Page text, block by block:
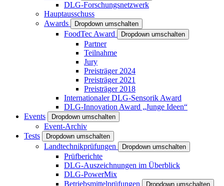
DLG-Forschungsnetzwerk
Hauptausschuss
Awards
Dropdown umschalten
FoodTec Award Dropdown umschalten
Partner
Teilnahme
Jury
Preisträger 2024
Preisträger 2021
Preisträger 2018
Internationaler DLG-Sensorik Award
DLG-Innovation Award „Junge Ideen“
Events
Dropdown umschalten
Event-Archiv
Tests
Dropdown umschalten
Landtechnikprüfungen Dropdown umschalten
Prüfberichte
DLG-Auszeichnungen im Überblick
DLG-PowerMix
Betriebsmittelprüfungen
Dropdown umschalten